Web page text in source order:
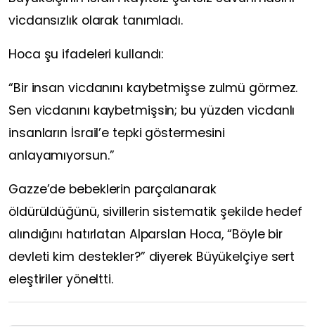
vicdansızlık olarak tanımladı.
Hoca şu ifadeleri kullandı:
“Bir insan vicdanını kaybetmişse zulmü görmez.
Sen vicdanını kaybetmişsin; bu yüzden vicdanlı
insanların İsrail’e tepki göstermesini
anlayamıyorsun.”
Gazze’de bebeklerin parçalanarak
öldürüldüğünü, sivillerin sistematik şekilde hedef
alındığını hatırlatan Alparslan Hoca, “Böyle bir
devleti kim destekler?” diyerek Büyükelçiye sert
eleştiriler yöneltti.